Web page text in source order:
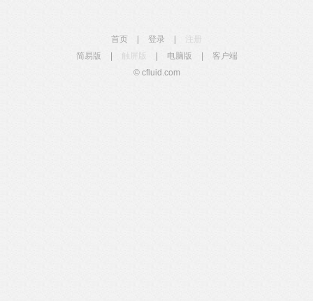
首页 登录
简易版
触屏版 电脑版
客户端
© cfluid.com